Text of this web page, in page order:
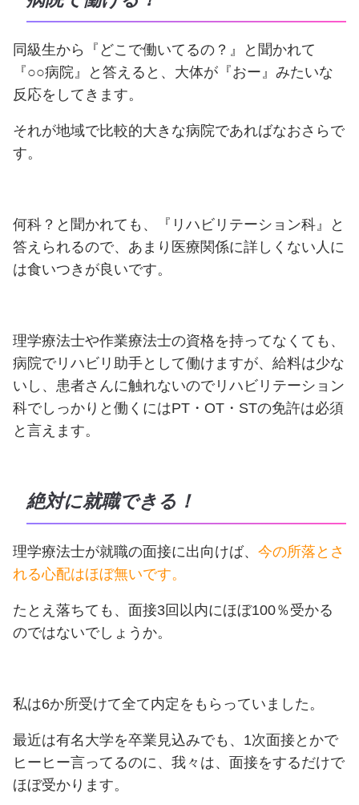
同級生から『どこで働いてるの？』と聞かれて
『○○病院』と答えると、大体が『おー』みたいな
反応をしてきます。
それが地域で比較的大きな病院であればなおさらで
す。
何科？と聞かれても、『リハビリテーション科』と
答えられるので、あまり医療関係に詳しくない人に
は食いつきが良いです。
理学療法士や作業療法士の資格を持ってなくても、
病院でリハビリ助手として働けますが、給料は少な
いし、患者さんに触れないのでリハビリテーション
科でしっかりと働くにはPT・OT・STの免許は必須
と言えます。
絶対に就職できる！
理学療法士が就職の面接に出向けば、 今の所落とさ
れる心配はほぼ無いです。
たとえ落ちても、面接3回以内にほぼ100％受かる
のではないでしょうか。
私は6か所受けて全て内定をもらっていました。
最近は有名大学を卒業見込みでも、1次面接とかで
ヒーヒー言ってるのに、我々は、面接をするだけで
ほぼ受かります。